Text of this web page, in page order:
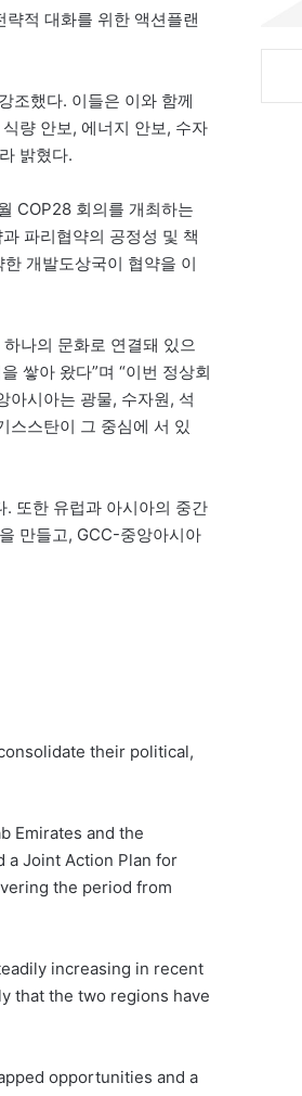
적 대화를 위한 액션플랜
조했다. 이들은 이와 함께
량 안보, 에너지 안보, 수자
밝혔다.
COP28 회의를 개최하는
파리협약의 공정성 및 책
개발도상국이 협약을 이
나의 문화로 연결돼 있으
쌓아 왔다”며 “이번 정상회
아시아는 광물, 수자원, 석
스스탄이 그 중심에 서 있
. 또한 유럽과 아시아의 중간
만들고, GCC-중앙아시아
their political,
Emirates and the
a Joint Action Plan for
the period from
increasing in recent
that the two regions have
opportunities and a